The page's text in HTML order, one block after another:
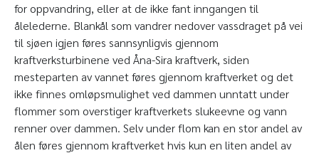
for oppvandring, eller at de ikke fant inngangen til
ålelederne. Blankål som vandrer nedover vassdraget på vei
til sjøen igjen føres sannsynligvis gjennom
kraftverksturbinene ved Åna-Sira kraftverk, siden
mesteparten av vannet føres gjennom kraftverket og det
ikke finnes omløpsmulighet ved dammen unntatt under
flommer som overstiger kraftverkets slukeevne og vann
renner over dammen. Selv under flom kan en stor andel av
ålen føres gjennom kraftverket hvis kun en liten andel av